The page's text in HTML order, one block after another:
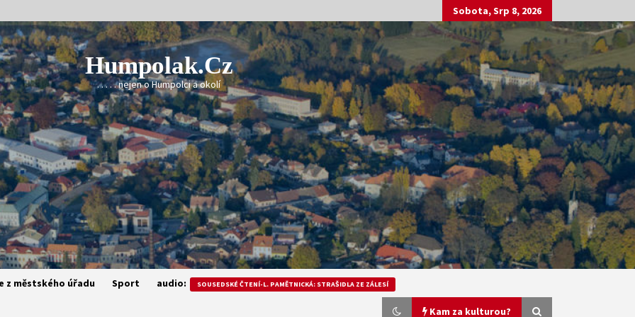
Sobota, Srp 8, 2026
Humpolak.cz
. . . . . nejen o Humpolci a okolí
z městského úřadu Sport audio: SOUSEDSKÉ ČTENÍ-L. PAMĚTNICKÁ: STRAŠIDLA ZE ZÁLESÍ
Kam za kulturou?